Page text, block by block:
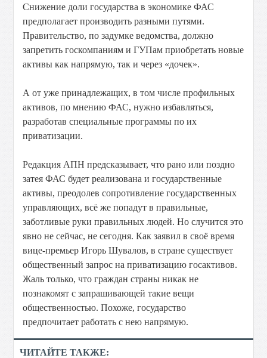
Снижение доли государства в экономике ФАС
предполагает производить разными путями.
Правительство, по задумке ведомства, должно
запретить госкомпаниям и ГУПам приобретать новые
активы как напрямую, так и через «дочек».
А от уже принадлежащих, в том числе профильных
активов, по мнению ФАС, нужно избавляться,
разработав специальные программы по их
приватизации.
Редакция АПН предсказывает, что рано или поздно
затея ФАС будет реализована и государственные
активы, преодолев сопротивление государственных
управляющих, всё же попадут в правильные,
заботливые руки правильных людей. Но случится это
явно не сейчас, не сегодня. Как заявил в своё время
вице-премьер Игорь Шувалов, в стране существует
общественный запрос на приватизацию госактивов.
Жаль только, что граждан страны никак не
познакомят с запрашивающей такие вещи
общественностью. Похоже, государство
предпочитает работать с нею напрямую.
ЧИТАЙТЕ ТАКЖЕ: